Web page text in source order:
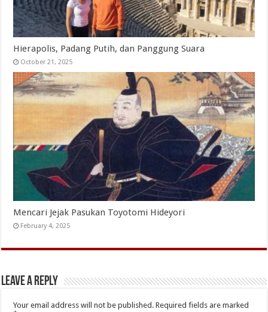
Hierapolis, Padang Putih, dan Panggung Suara
October 21, 2025
Mencari Jejak Pasukan Toyotomi Hideyori
February 4, 2025
Leave a Reply
Your email address will not be published. Required fields are marked